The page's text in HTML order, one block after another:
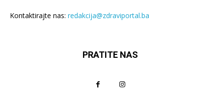
Kontaktirajte nas: redakcija@zdraviportal.ba
PRATITE NAS